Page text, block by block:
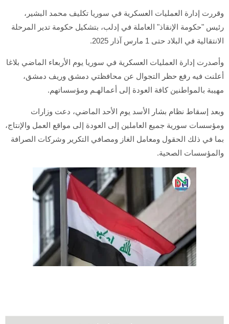
وقررت إدارة العمليات العسكرية في سوريا تكليف محمد البشير،
رئيس "حكومة الإنقاذ" العاملة في إدلب، بتشكيل حكومة تدير المرحلة
الانتقالية في البلاد حتى 1 مارس آذار 2025.
وأصدرت إدارة العمليات العسكرية في سوريا يوم الأربعاء الماضي بلاغا
أعلنت فيه رفع حظر التجوال عن محافظتي دمشق وريف دمشق،
مهيبة بالمواطنين كافة العودة إلى أعمالهـم ومؤسساتهم.
وبعد إسقاط نظام بشار الأسد يوم الأحد الماضي، دعت وزارات
ومؤسسات سورية جميع العاملين إلى العودة إلى مواقع العمل والإنتاج،
بما في ذلك الحقول ومعامل الغاز ومصافي التكرير وشركات الصرافة
والمؤسسات الصحية.